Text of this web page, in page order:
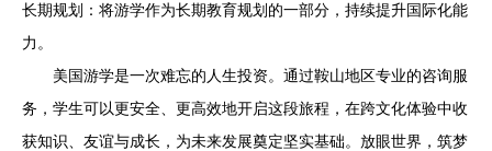
长期规划：将游学作为长期教育规划的一部分，持续提升国际化能
力。
美国游学是一次难忘的人生投资。通过鞍山地区专业的咨询服
务，学生可以更安全、更高效地开启这段旅程，在跨文化体验中收
获知识、友谊与成长，为未来发展奠定坚实基础。放眼世界，筑梦